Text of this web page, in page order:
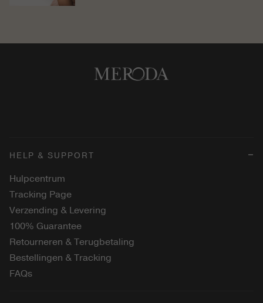
HELP & SUPPORT
Hulpcentrum
Tracking Page
Verzending & Levering
100% Guarantee
Retourneren & Terugbetaling
Bestellingen & Tracking
FAQs